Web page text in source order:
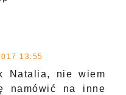
13:55
Natalia, nie wiem
namówić na inne